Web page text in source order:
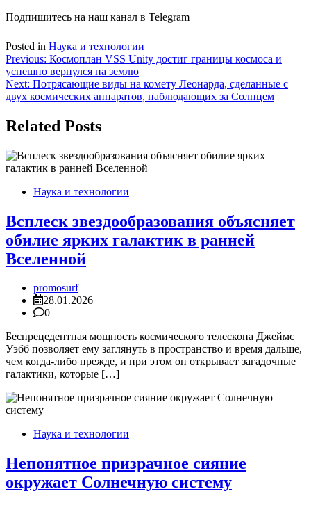
Подпишитесь на наш канал в Telegram
Posted in Наука и технологии
Навигация
по
записям
Previous: Космоплан VSS Unity достиг границы космоса и
успешно вернулся на землю
Next: Потрясающие виды на комету Леонарда, сделанные с
двух космических аппаратов, наблюдающих за Солнцем
Related Posts
Наука и технологии
Всплеск звездообразования объясняет
обилие ярких галактик в ранней
Вселенной
promosurf
28.01.2026
0
Беспрецедентная мощность космического телескопа Джеймс
Уэбб позволяет ему заглянуть в пространство и время дальше,
чем когда-либо прежде, и при этом он открывает загадочные
галактики, которые […]
Наука и технологии
Непонятное призрачное сияние
окружает Солнечную систему